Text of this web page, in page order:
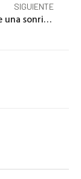
SIGUIENTE
5 maneras de una sonrisa brillante (y es más que solo blanqueamiento dental)